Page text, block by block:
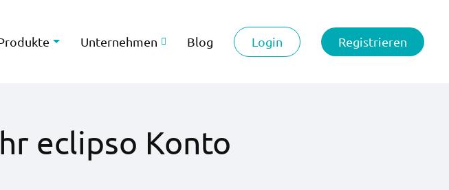
Unternehmen Blog Login Registrieren
eclipso Konto